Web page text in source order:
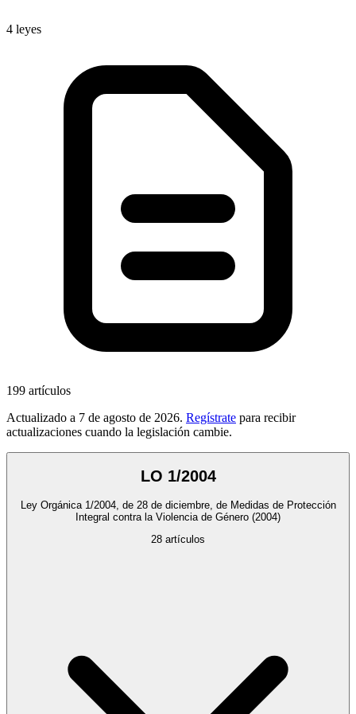
4 leyes
199 artículos
Actualizado a 7 de agosto de 2026. Regístrate para recibir
actualizaciones cuando la legislación cambie.
LO 1/2004
Ley Orgánica 1/2004, de 28 de diciembre, de Medidas de Protección
Integral contra la Violencia de Género (2004)
28 artículos